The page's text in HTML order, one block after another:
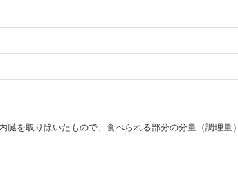
臓を取り除いたもので、食べられる部分の分量（調理量